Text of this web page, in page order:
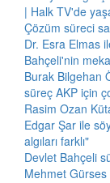
| Halk TV'de
Çözüm süreci
Dr. Esra Elmas
Bahçeli'nin
Burak Bilgehan
süreç AKP için
Rasim Ozan
Edgar Şar ile
algıları farklı"
Devlet Bahçeli
Mehmet